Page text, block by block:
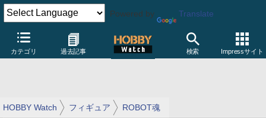
Powered by Translate
カテゴリ 過去記事 検索 Impressサイト
HOBBY Watch フィギュア ROBOT魂